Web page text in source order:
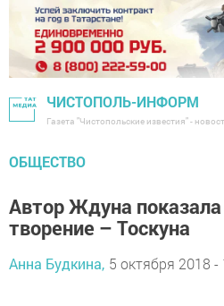
ЧИСТОПОЛЬ-ИНФОРМ
Газета "Чистопольские известия" -
ОБЩЕСТВО
Автор Ждуна показала
творение – Тоскуна
Анна Будкина, 5 октября 2018 -